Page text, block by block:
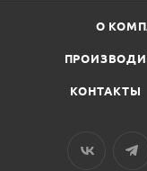
О
КОНТАКТЫ